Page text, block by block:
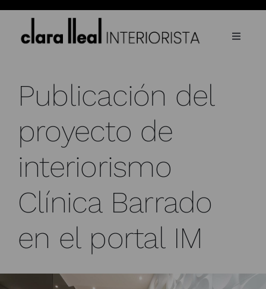
Saltar
contenido
Toggle
Sobre mí
Proyectos
Prensa
Español
Publicación del
proyecto de
interiorismo
Clínica Barrado
en el portal IM